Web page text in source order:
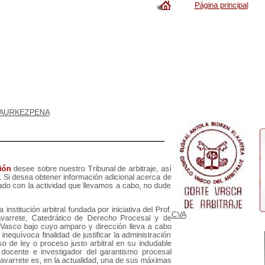
Página principal
desee sobre nuestro Tribunal de arbitraje, así
desea obtener información adicional acerca de
con la actividad que llevamos a cabo, no dude
institución arbitral fundada por iniciativa del Prof.
Catedrático de Derecho Procesal y de
bajo cuyo amparo y dirección lleva a cabo
finalidad de justificar la administración
de ley o proceso justo arbitral en su indudable
e investigador del garantismo procesal
es, en la actualidad, una de sus máximas
CVA